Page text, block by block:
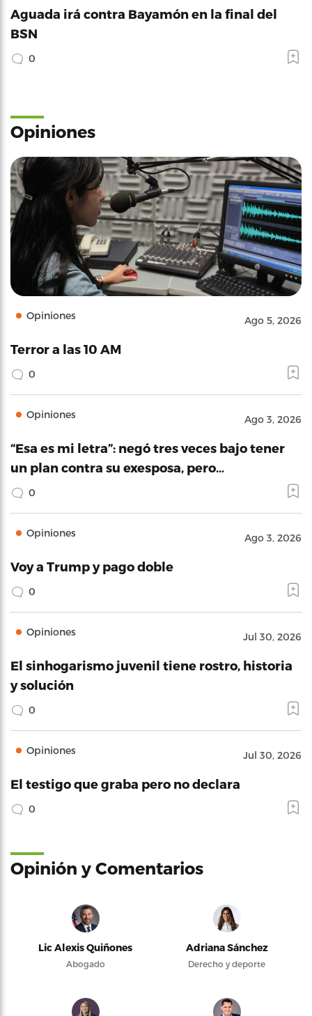
Aguada irá contra Bayamón en la final del
BSN
0
Opiniones
Opiniones Ago 5, 2026
Terror a las 10 AM
0
Opiniones Ago 3, 2026
“Esa es mi letra”: negó tres veces bajo tener
un plan contra su exesposa, pero…
0
Opiniones Ago 3, 2026
Voy a Trump y pago doble
0
Opiniones Jul 30, 2026
El sinhogarismo juvenil tiene rostro, historia
y solución
0
Opiniones Jul 30, 2026
El testigo que graba pero no declara
0
Opinión y Comentarios
Lic Alexis Quiñones
Abogado
Adriana Sánchez
Derecho y deporte